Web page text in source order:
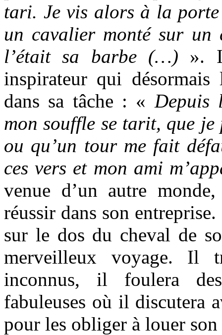
tari. Je vis alors à la
un cavalier monté sur un
l’était sa barbe (…) ».
inspirateur qui désormais
dans sa tâche : « Depuis
mon souffle se tarit, que
ou qu’un tour me fait
ces vers et mon ami
venue d’un autre
réussir dans son
sur le dos du cheval de
merveilleux voyage. Il
inconnus, il foulera
fabuleuses où il discutera
pour les obliger à louer